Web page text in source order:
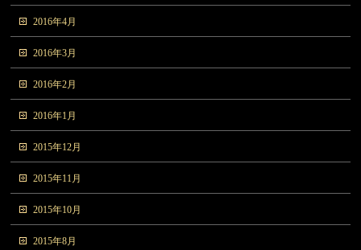
2016年4月
2016年3月
2016年2月
2016年1月
2015年12月
2015年11月
2015年10月
2015年8月